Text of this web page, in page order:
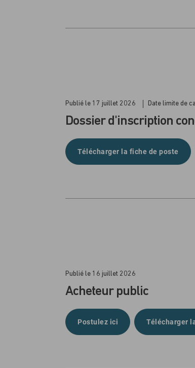
Publié le 17 juillet 2026 Date limite de
Dossier d'inscription
Télécharger la fiche de poste
Publié le 16 juillet 2026
Acheteur public
Postulez ici Télécharger